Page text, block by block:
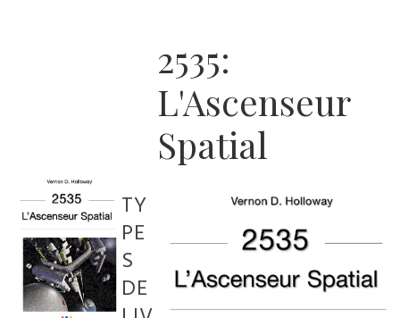
2535:
L'Ascenseur
Spatial
TY
PE
S
DE